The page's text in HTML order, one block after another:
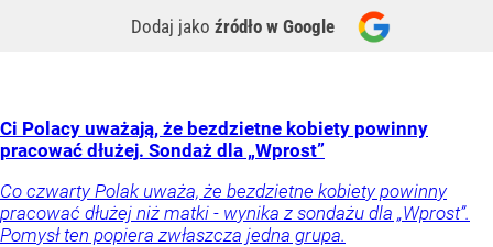
Dodaj jako źródło w Google
Ci Polacy uważają, że bezdzietne kobiety powinny
pracować dłużej. Sondaż dla „Wprost”
Co czwarty Polak uważa, że bezdzietne kobiety powinny
pracować dłużej niż matki - wynika z sondażu dla „Wprost”.
Pomysł ten popiera zwłaszcza jedna grupa.